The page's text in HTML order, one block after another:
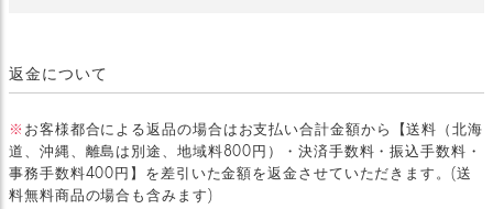
返金について
※ お客様都合による返品の場合はお支払い合計金額から【送料（北海
道、沖縄、離島は別途、地域料800円）・決済手数料・振込手数料・
事務手数料400円】を差引いた金額を返金させていただきます。(送
料無料商品の場合も含みます)